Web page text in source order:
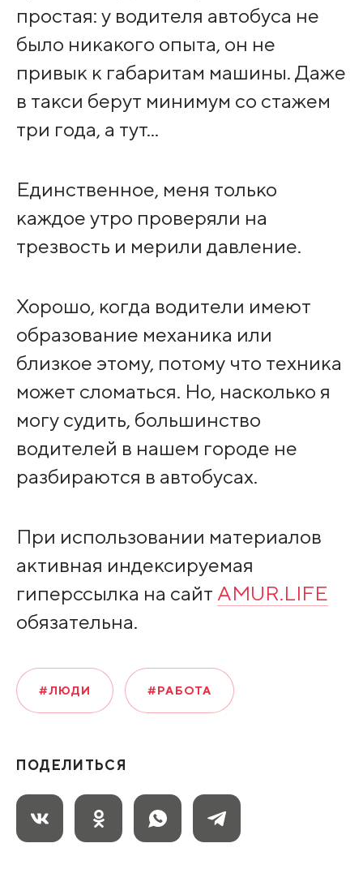
простая: у водителя автобуса не
было никакого опыта, он не
привык к габаритам машины. Даже
в такси берут минимум со стажем
три года, а тут...
Единственное, меня только
каждое утро проверяли на
трезвость и мерили давление.
Хорошо, когда водители имеют
образование механика или
близкое этому, потому что техника
может сломаться. Но, насколько я
могу судить, большинство
водителей в нашем городе не
разбираются в автобусах.
При использовании материалов
активная индексируемая
гиперссылка на сайт AMUR.LIFE
обязательна.
#ЛЮДИ #РАБОТА
ПОДЕЛИТЬСЯ